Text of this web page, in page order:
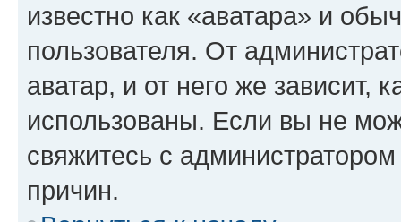
известно как «аватара» и
пользователя. От
аватар, и от него же зависит,
использованы. Если вы не
свяжитесь с
причин.